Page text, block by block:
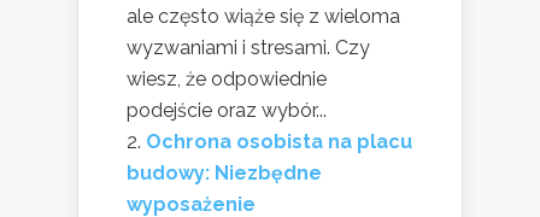
ale często wiąże się z wieloma
wyzwaniami i stresami. Czy
wiesz, że odpowiednie
podejście oraz wybór...
Ochrona osobista na placu
budowy: Niezbędne
wyposażenie